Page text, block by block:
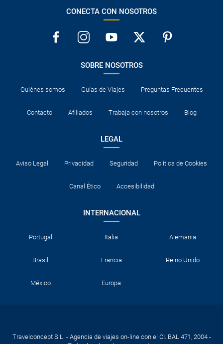
CONECTA CON NOSOTROS
SOBRE NOSOTROS
Quiénes somos Guías de Viajes Preguntas Frecuentes
Contacto Afiliados Trabaja con nosotros Blog
LEGAL
Aviso Legal Privacidad Seguridad Política de Cookies
Canal Ético Accesibilidad
INTERNACIONAL
Portugal Italia Alemania
Brasil Francia Reino Unido
México Europa
Travelconcept S.L. - Agencia de viajes on-line con el CI. BAL 471, 2004 -